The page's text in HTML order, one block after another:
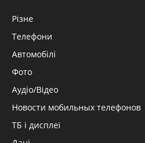
Різне
Телефони
Автомобілі
Фото
Аудіо/Відео
Новости мобильных телефонов
ТБ і дисплеї